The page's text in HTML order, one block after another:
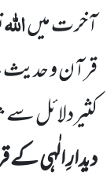
آخرت میںاللہ
قرآن و حدیث،
کثیردلائل
دیدارِ الٰہی